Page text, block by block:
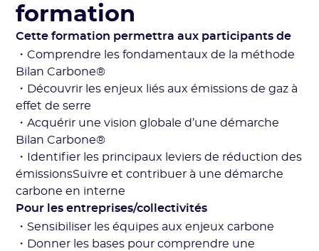
formation
Cette formation permettra aux participants de
・Comprendre les fondamentaux de la méthode
Bilan Carbone®
・Découvrir les enjeux liés aux émissions de gaz à
effet de serre
・Acquérir une vision globale d’une démarche
Bilan Carbone®
・Identifier les principaux leviers de réduction des
émissionsSuivre et contribuer à une démarche
carbone en interne
Pour les entreprises/collectivités
・Sensibiliser les équipes aux enjeux carbone
・Donner les bases pour comprendre une